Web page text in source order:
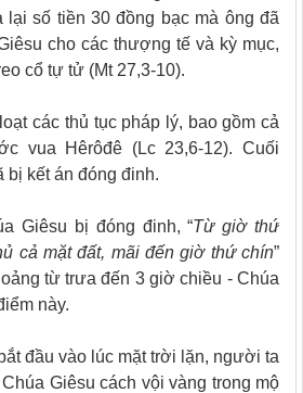
lại số tiền 30đồng bạcmà ông đã
cho các thượng tế và kỳ mục,
cổ tự tử (Mt 27,3-10).
các thủ tục pháp lý, bao gồm cả
vua Hêrôđê (Lc 23,6-12). Cuối
bị kết án đóng đinh.
Giêsu bị đóng đinh, “Từ giờ thứ
cả mặt đất, mãi đến giờ thứ chín”
từ trưa đến 3 giờ chiều - Chúa
này.
đầu vào lúc mặt trời lặn, người ta
Giêsu cách vội vàng trong mộ